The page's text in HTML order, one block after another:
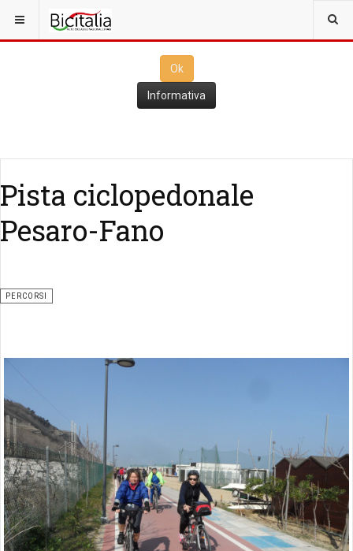
Questo sito utilizza i
Ok
Ok
Informativa
Pista ciclopedonale
Pesaro-Fano
PERCORSI